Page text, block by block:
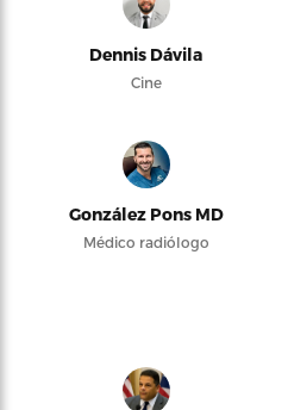
Dennis Dávila
Cine
González Pons MD
Médico radiólogo